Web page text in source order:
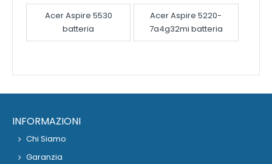
Acer Aspire 5530
batteria
Acer Aspire 5220-
7a4g32mi batteria
INFORMAZIONI
Chi Siamo
Garanzia